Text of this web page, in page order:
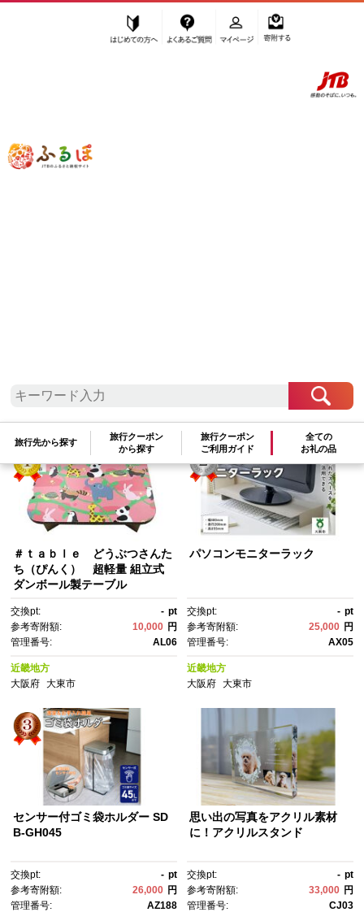
ふるぽ JTBのふるさと納税サイト
旅行先から探す
旅行クーポン
から探す
旅行クーポン
ご利用ガイド
全ての
お礼の品
「ふるさと納税」TOP
家具
参考寄附額順|新着順|人気ランキング順
＃ｔａｂｌｅ どうぶつさんた
ち（ぴんく） 超軽量 組立式
ダンボール製テーブル
交換pt: - pt
参考寄附額:
10,000 円
管理番号:
AL06
近畿地方
大阪府
大東市
パソコンモニターラック
交換pt: - pt
参考寄附額:
25,000 円
管理番号:
AX05
近畿地方
大阪府 大東市
センサー付ゴミ袋ホルダー SD
B-GH045
交換pt: - pt
参考寄附額:
26,000 円
管理番号:
AZ188
思い出の写真をアクリル素材
に！アクリルスタンド
交換pt: - pt
参考寄附額:
33,000 円
管理番号:
CJ03